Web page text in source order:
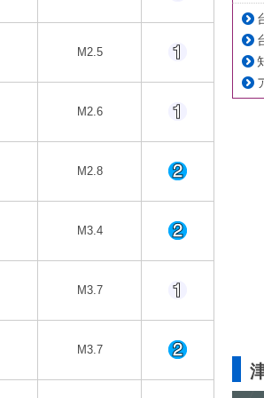
M2.5
M2.6
M2.8
M3.4
M3.7
M3.7